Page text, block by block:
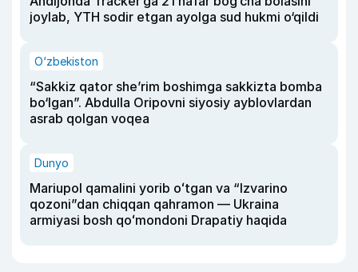
joylab, YTH sodir etgan ayolga sud hukmi o‘qildi
O‘zbekiston
“Sakkiz qator she’rim boshimga sakkizta bomba
bo‘lgan”. Abdulla Oripovni siyosiy ayblovlardan
asrab qolgan voqea
Dunyo
Mariupol qamalini yorib oʻtgan va “Izvarino
qozoni”dan chiqqan qahramon — Ukraina
armiyasi bosh qoʻmondoni Drapatiy haqida